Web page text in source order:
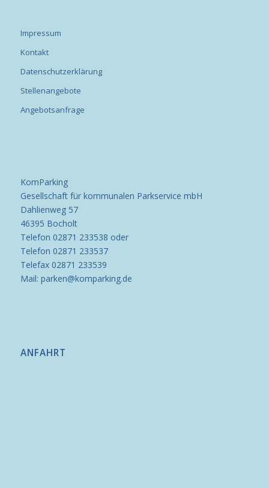
Impressum
Kontakt
Datenschutzerklärung
Stellenangebote
Angebotsanfrage
KomParking
Gesellschaft für kommunalen Parkservice mbH
Dahlienweg 57
46395 Bocholt
Telefon 02871 233538 oder
Telefon 02871 233537
Telefax 02871 233539
Mail: parken@komparking.de
ANFAHRT